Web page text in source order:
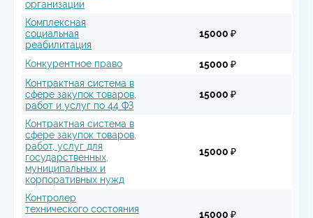
организации
Комплексная
социальная
реабилитация
15000 ₽
Конкурентное право
15000 ₽
Контрактная система в
сфере закупок товаров,
работ и услуг по 44 ФЗ
15000 ₽
Контрактная система в
сфере закупок товаров,
работ, услуг для
государственных,
муниципальных и
корпоративных нужд
15000 ₽
Контролер
технического состояния
15000 ₽